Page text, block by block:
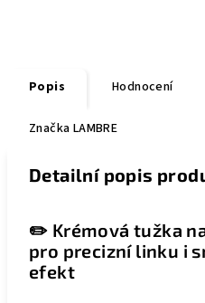
Popis Hodnocení
Značka LAMBRE
Detailní popis
✏️ Krémová tužka
pro precizní linku i
efekt